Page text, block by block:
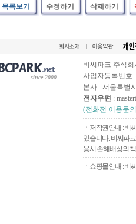
목록보기 수정하기 삭제하기
since 2000
비씨파크 주식
사업자등록번호
본사 : 서울특별
전자우편 :
(전화전 이용문
ㆍ저작권안내 : 비
있습니다. 비씨파
용시 손해배상의
ㆍ쇼핑몰안내 : 비